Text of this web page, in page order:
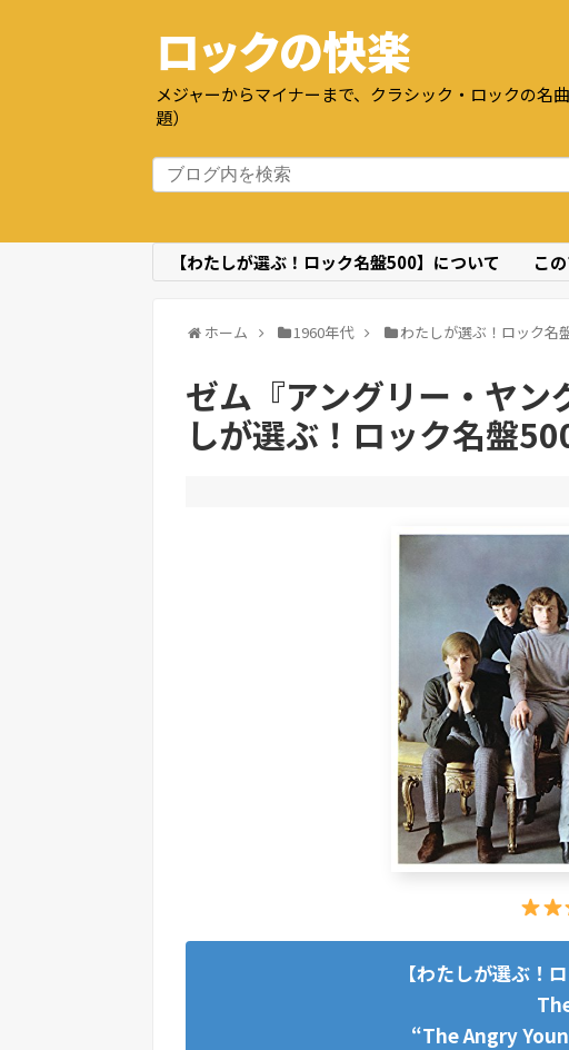
ロックの快楽
メジャーからマイナーまで、クラシック・ロックの
題）
【わたしが選ぶ！ロック名盤500】について こ
ホーム 1960年代 わたしが選ぶ！ロック名
ゼム『アングリー・ヤ
しが選ぶ！ロック名盤
【わたしが選ぶ！
“The Angry